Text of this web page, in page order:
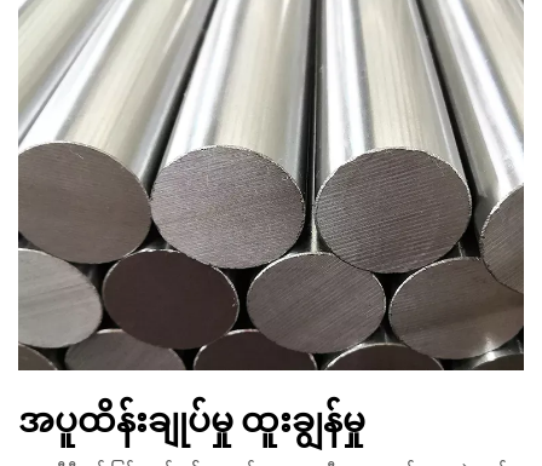
အပူထိန်းချုပ်မှု ထူးချွန်မှု